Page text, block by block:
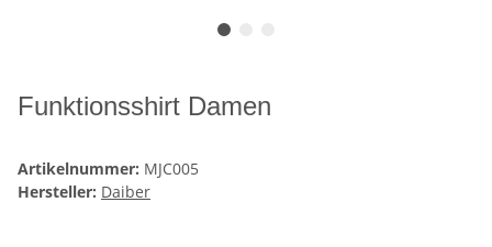
Funktionsshirt Damen
Artikelnummer: MJC005
Hersteller: Daiber